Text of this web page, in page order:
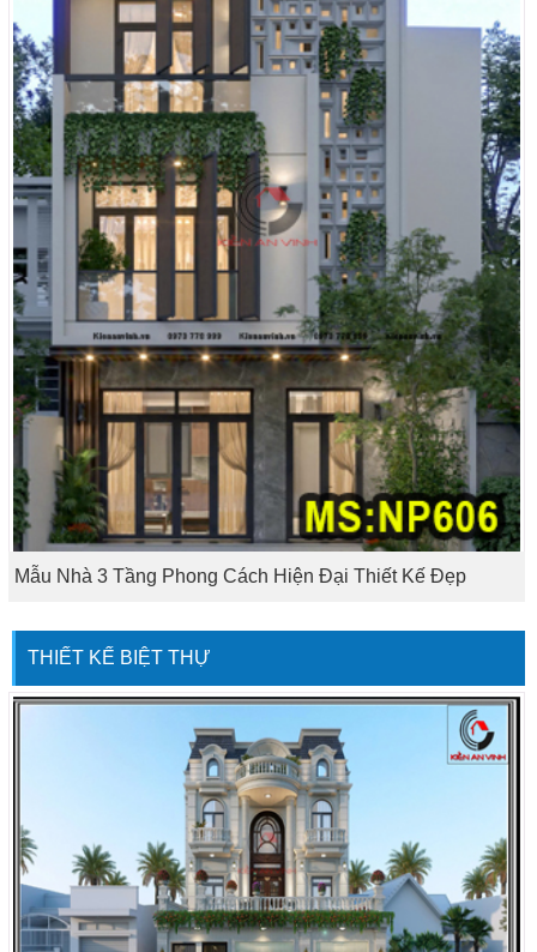
Mẫu Nhà 3 Tầng Phong Cách Hiện Đại Thiết Kế Đẹp
THIẾT KẾ BIỆT THỰ